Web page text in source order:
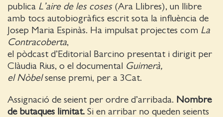
publica L’aire de les coses(Ara Llibres), un llibre
amb tocs autobiogràfics escrit sota la influència de
Josep Maria Espinàs. Ha impulsat projectes com La
Contracoberta,
el pòdcast d’Editorial Barcino presentat i dirigit per
Clàudia Rius, o el documental Guimerà,
el Nòbelsense premi, per a 3Cat.
Assignació de seient per ordre d’arribada. Nombre
de butaques limitat. Si en arribar no queden seients